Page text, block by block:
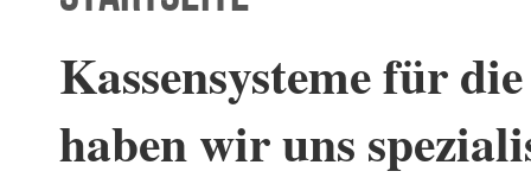
Kassensysteme für
haben wir uns